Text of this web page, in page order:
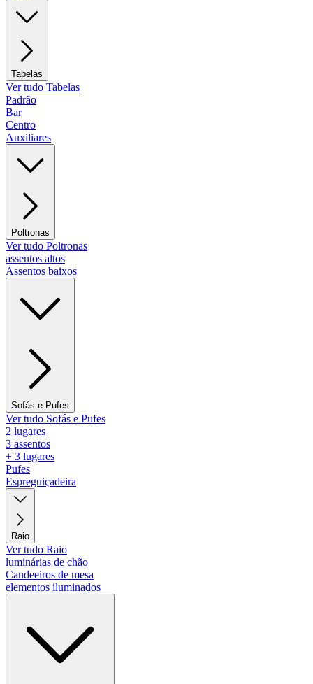
Tabelas
Ver tudo Tabelas
Padrão
Bar
Centro
Auxiliares
Poltronas
Ver tudo Poltronas
assentos altos
Assentos baixos
Sofás e Pufes
Ver tudo Sofás e Pufes
2 lugares
3 assentos
+ 3 lugares
Pufes
Espreguiçadeira
Raio
Ver tudo Raio
luminárias de chão
Candeeiros de mesa
elementos iluminados